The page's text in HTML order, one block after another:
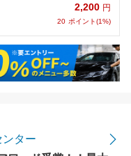
2,200 円
20 ポイント(1%)
ンター